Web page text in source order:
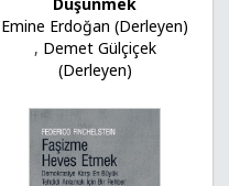
Emine Erdoğan (Derleyen)
, Demet Gülçiçek
(Derleyen)